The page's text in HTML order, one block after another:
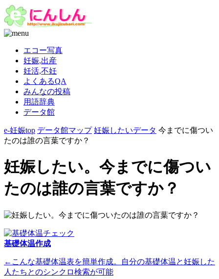
エコー写真
妊娠,出産
妊活,不妊
よくあるQA
みんなの投稿
用語辞典
データ館
e-妊娠top データ館マップ 妊娠したいデータ 今までに傷つい
たのは誰の言葉ですか？
妊娠したい。今までに傷つい
たのは誰の言葉ですか？
基礎体温作成
←こんな基礎体温表を簡単作成。自分の基礎体温と妊娠した
人たちとのシンクロ検索が可能